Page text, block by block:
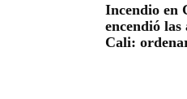
Incendio en
encendió las
Cali: